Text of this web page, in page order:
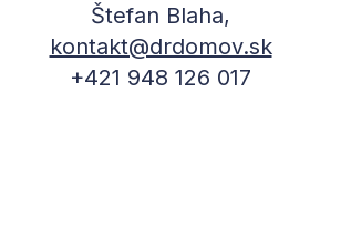
Štefan Blaha,
kontakt@drdomov.sk
+421 948 126 017